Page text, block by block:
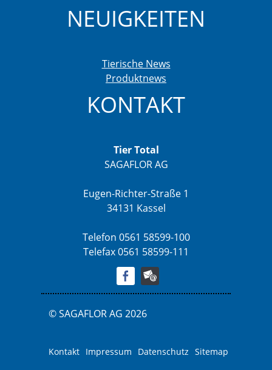
NEUIGKEITEN
Tierische News
Produktnews
KONTAKT
Tier Total
SAGAFLOR AG
Eugen-Richter-Straße 1
34131 Kassel
Telefon 0561 58599-100
Telefax 0561 58599-111
© SAGAFLOR AG 2026
Kontakt Impressum Datenschutz Sitemap